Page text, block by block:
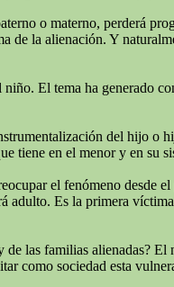
o materno, perderá
de la alienación. Y
El tema ha generado
del hijo o
tiene en el menor y en su
el fenómeno desde el
Es la primera
las familias alienadas?
como sociedad esta